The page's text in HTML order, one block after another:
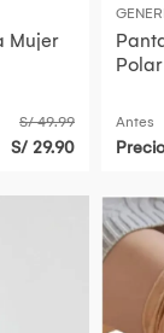
Mujer
S/ 49.99
S/ 29.90
Antes
Precio